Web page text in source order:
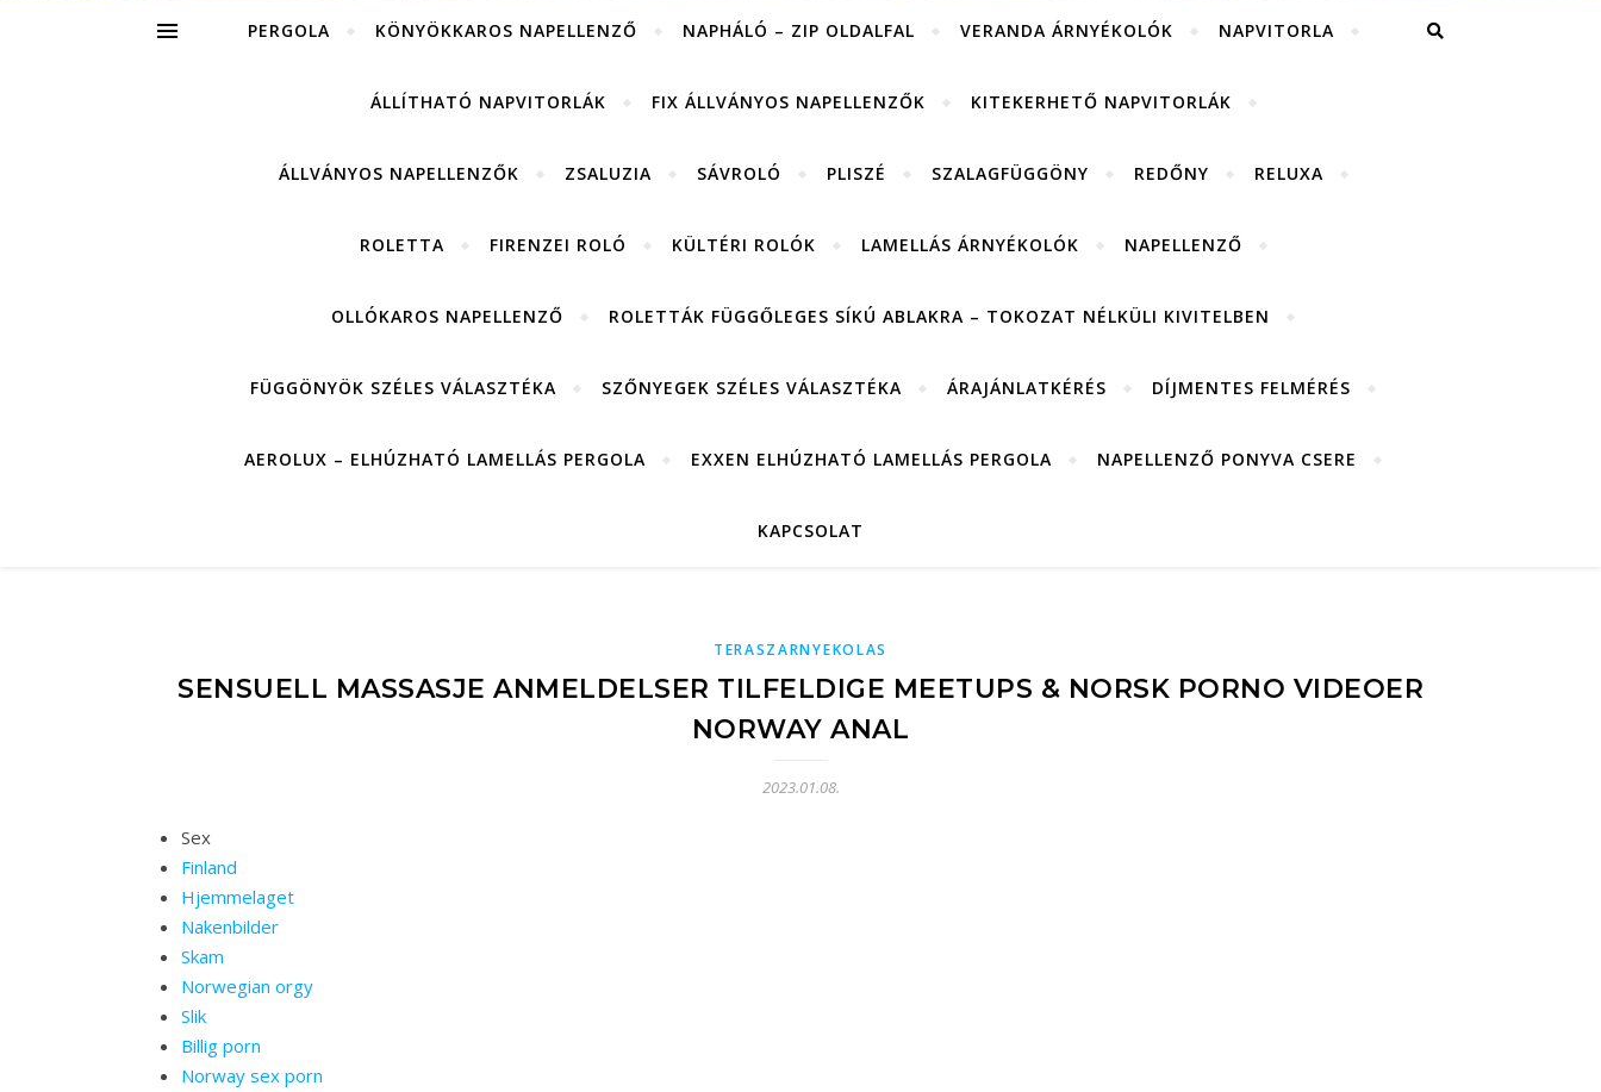
PERGOLA KÖNYÖKKAROS NAPELLENZŐ NAPHÁLÓ – ZIP OLDALFAL VERANDA ÁRNYÉKOLÓK NAPVITORLA
ÁLLÍTHATÓ NAPVITORLÁK FIX ÁLLVÁNYOS NAPELLENZŐK KITEKERHETŐ NAPVITORLÁK
ÁLLVÁNYOS NAPELLENZŐK ZSALUZIA SÁVROLÓ PLISZÉ SZALAGFÜGGÖNY REDŐNY RELUXA
ROLETTA FIRENZEI ROLÓ KÜLTÉRI ROLÓK LAMELLÁS ÁRNYÉKOLÓK NAPELLENZŐ
OLLÓKAROS NAPELLENZŐ ROLETTÁK FÜGGŐLEGES SÍKÚ ABLAKRA – TOKOZAT NÉLKÜLI KIVITELBEN
FÜGGÖNYÖK SZÉLES VÁLASZTÉKA SZŐNYEGEK SZÉLES VÁLASZTÉKA ÁRAJÁNLATKÉRÉS DÍJMENTES FELMÉRÉS
AEROLUX – ELHÚZHATÓ LAMELLÁS PERGOLA EXXEN ELHÚZHATÓ LAMELLÁS PERGOLA NAPELLENZŐ PONYVA CSERE
KAPCSOLAT
TERASZARNYEKOLAS
SENSUELL MASSASJE ANMELDELSER TILFELDIGE MEETUPS & NORSK PORNO VIDEOER
NORWAY ANAL
2023.01.08.
Sex
Finland
Hjemmelaget
Nakenbilder
Skam
Norwegian orgy
Slik
Billig porn
Norway sex porn